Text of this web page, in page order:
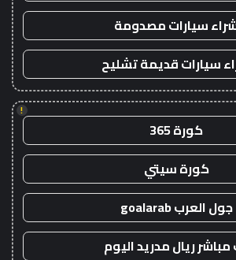
سيارات مصدومة
سيارات قديمة تشليح
!
كورة 365
كورة سيتي
جول العرب goalarab
ريال مدريد اليوم